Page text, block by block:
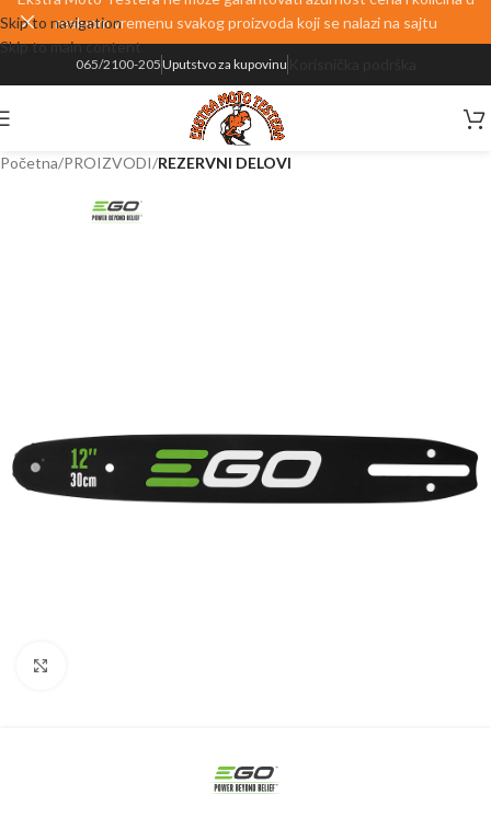
Skip to navigation
Skip to main content
realnom vremenu svakog proizvoda koji se nalazi na sajtu
065/2100-205Uputstvo za kupovinu
Početna PROIZVODI REZERVNI DELOVI